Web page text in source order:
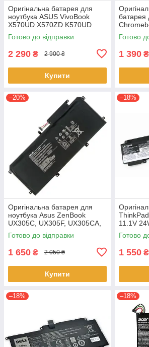
Оригінальна батарея для
ноутбука ASUS VivoBook
X570UD X570ZD K570UD
K570ZD R570UD R570ZD
F570UD - B31N1723
Готово до відправки
2 290 ₴ 2 900 ₴
Купити
батарея
K2RJ
1HL
Готово
1 390 ₴
–20%
Оригінальна батарея для
ноутбука Asus ZenBook
UX305C, UX305F, UX305CA,
UX305FA - C31N1411 (+11.4 V
45Wh) АКБ
Готово до відправки
1 650 ₴ 2 050 ₴
Купити
–18%
11.1V
ноутбука
Готово
1 550 ₴
–18% –18%